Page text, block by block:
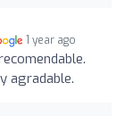
1 year ago
agradable.